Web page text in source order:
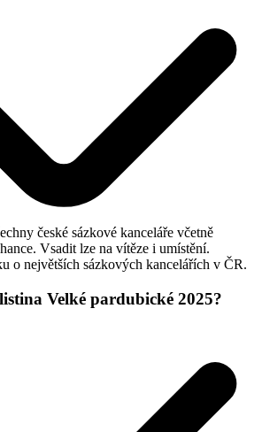
české sázkové kanceláře včetně
Vsadit lze na vítěze i umístění.
o největších sázkových kancelářích v ČR.
Velké pardubické 2025?